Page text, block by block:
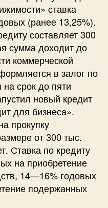
ставка
(ранее 13,25%).
составляет 300
сумма доходит до
коммерческой
в залог по
срок до пяти
новый кредит
для бизнеса».
прокупку
от 300 тыс.
Ставка по кредиту
на приобретение
14—16% годовых
подержанных